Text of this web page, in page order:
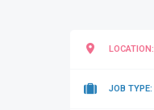
LOCATION:
JOB TYPE: